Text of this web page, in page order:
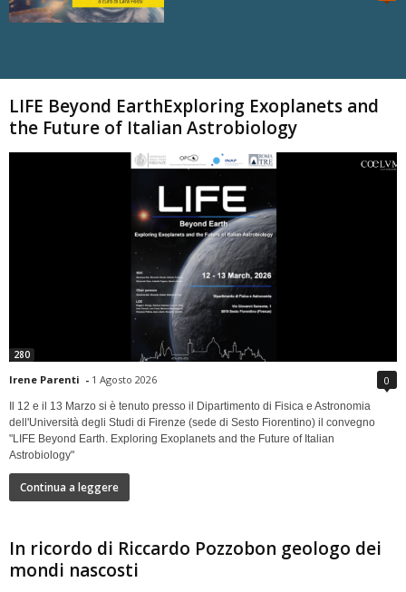
LIFE Beyond EarthExploring Exoplanets and
the Future of Italian Astrobiology
280
Irene Parenti - 1 Agosto 2026 0
Il 12 e il 13 Marzo si è tenuto presso il Dipartimento di Fisica e Astronomia
dell'Università degli Studi di Firenze (sede di Sesto Fiorentino) il convegno
"LIFE Beyond Earth. Exploring Exoplanets and the Future of Italian
Astrobiology"
Continua a leggere
In ricordo di Riccardo Pozzobon geologo dei
mondi nascosti